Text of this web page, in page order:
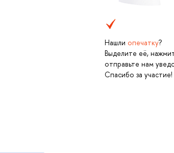
Нашли опечатку?
Выделите её,
отправьте нам
Спасибо за участие!